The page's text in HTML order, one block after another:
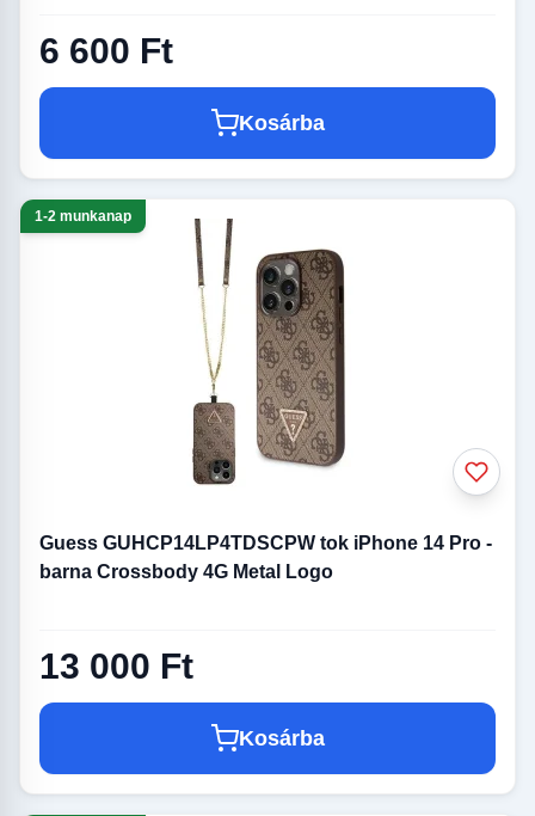
6 600 Ft
Kosárba
1-2 munkanap
Guess GUHCP14LP4TDSCPW tok iPhone 14 Pro -
barna Crossbody 4G Metal Logo
13 000 Ft
Kosárba